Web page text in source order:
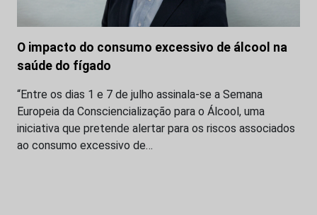
O impacto do consumo excessivo de álcool na
saúde do fígado
“Entre os dias 1 e 7 de julho assinala-se a Semana
Europeia da Consciencialização para o Álcool, uma
iniciativa que pretende alertar para os riscos associados
ao consumo excessivo de…